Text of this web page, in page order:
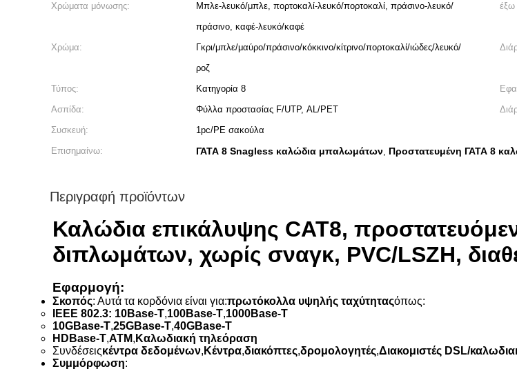
Χρώματα μόνωσης:
Μπλε-λευκό/μπλε, πορτοκαλί-λευκό/πορτοκαλί, πράσινο-λευκό/
πράσινο, καφέ-λευκό/καφέ
έξω
Χρώμα:
Γκρι/μπλε/μαύρο/πράσινο/κόκκινο/κίτρινο/πορτοκαλί/ιώδες/λευκό/
ροζ
Τύπος: Κατηγορία 8
Ασπίδα:
Φύλλα προστασίας F/UTP, AL/PET
Συσκευή:
1pc/PE σακούλα
Επισημαίνω:
ΓΑΤΑ 8 Snagless καλώδια μπαλωμάτων, Προστατευμένη ΓΑΤΑ 8
Περιγραφή προϊόντων
Καλώδια επικάλυψης CAT8,
διπλωμάτων, χωρίς σναγκ, PVC/LSZH,
Εφαρμογή:
Σκοπός: Αυτά τα κορδόνια είναι για:πρωτόκολλα υψηλής ταχύτηταςόπως:
IEEE 802.3: 10Base-T,100Base-T,1000Base-T
10GBase-T,25GBase-T,40GBase-T
HDBase-T,ΑΤΜ, Καλωδιακή τηλεόραση
Συνδέσειςκέντρα δεδομένων, Κέντρα,διακόπτες,δρομολογητές,Διακομιστές DSL/
Συμμόρφωση: